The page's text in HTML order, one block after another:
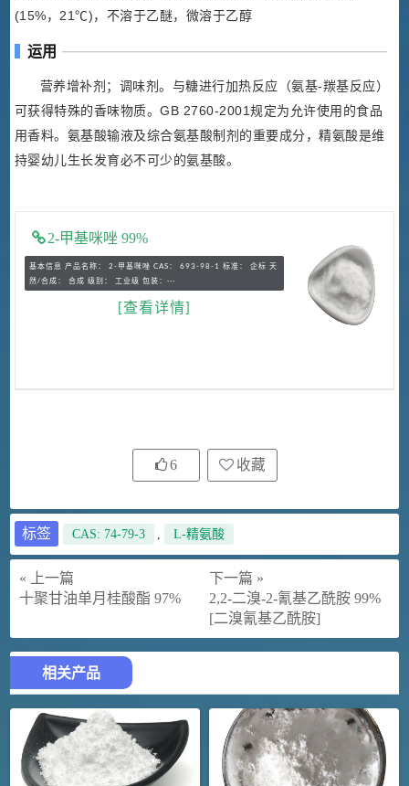
(15%，21℃)，不溶于乙醚，微溶于乙醇
运用
营养增补剂；调味剂。与糖进行加热反应（氨基-羰基反应）
可获得特殊的香味物质。GB 2760-2001规定为允许使用的食品
用香料。氨基酸输液及综合氨基酸制剂的重要成分，精氨酸是维
持婴幼儿生长发育必不可少的氨基酸。
2-甲基咪唑 99%
基本信息 产品名称： 2-甲基咪唑 CAS： 693-98-1 标准： 企标 天
然/合成： 合成 级别： 工业级 包装：···
[查看详情]
6 收藏
标签 CAS: 74-79-3 , L-精氨酸
« 上一篇
十聚甘油单月桂酸酯 97%
下一篇 »
2,2-二溴-2-氰基乙酰胺 99%
[二溴氰基乙酰胺]
相关产品